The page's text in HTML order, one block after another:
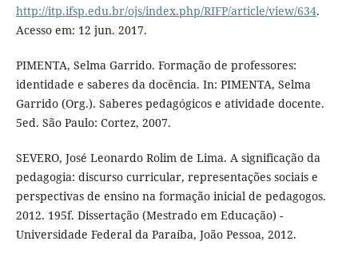
http://itp.ifsp.edu.br/ojs/index.php/RIFP/article/view/634.
Acesso em: 12 jun. 2017.
PIMENTA, Selma Garrido. Formação de professores:
identidade e saberes da docência. In: PIMENTA, Selma
Garrido (Org.). Saberes pedagógicos e atividade docente.
5ed. São Paulo: Cortez, 2007.
SEVERO, José Leonardo Rolim de Lima. A significação da
pedagogia: discurso curricular, representações sociais e
perspectivas de ensino na formação inicial de pedagogos.
2012. 195f. Dissertação (Mestrado em Educação) -
Universidade Federal da Paraíba, João Pessoa, 2012.